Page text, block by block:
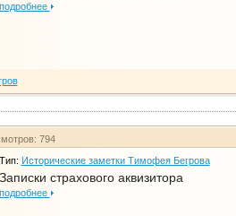
подробнее
794
Тип: Исторические заметки Тимофея Бегрова
Записки страхового аквизитора
подробнее